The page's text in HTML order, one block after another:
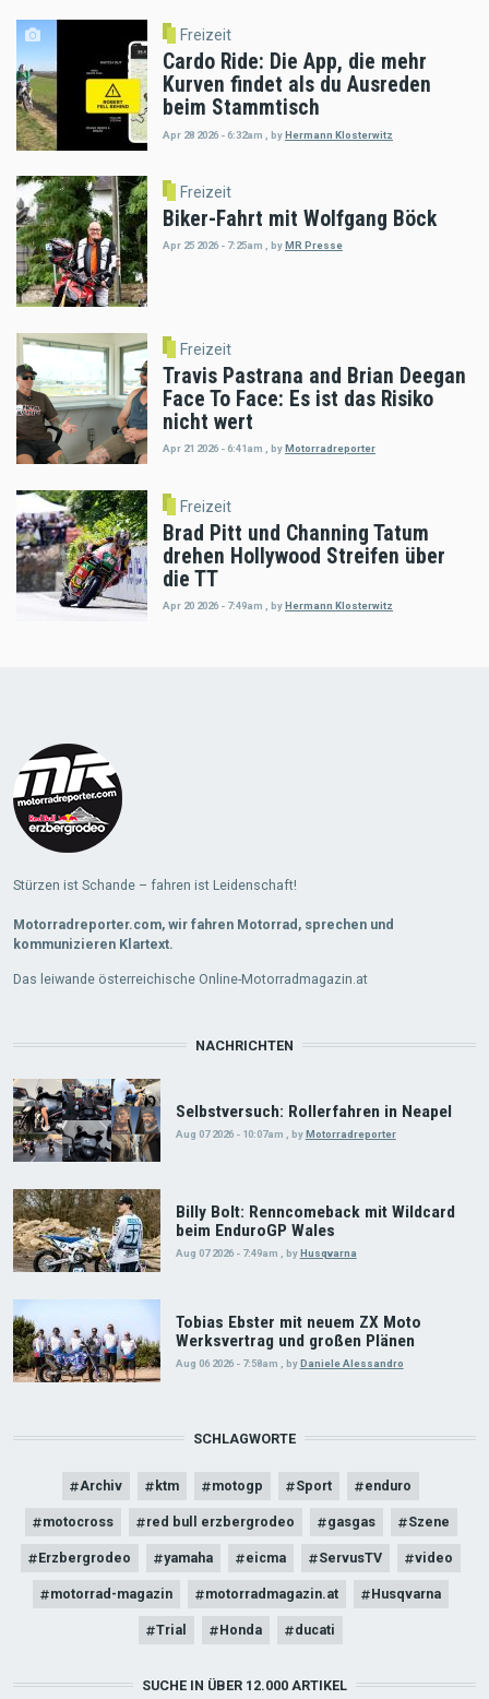
Freizeit
Cardo Ride: Die App, die mehr
Kurven findet als du Ausreden
beim Stammtisch
Apr 28 2026 - 6:32am byHermann Klosterwitz
Freizeit
Biker-Fahrt mit Wolfgang Böck
Apr 25 2026 - 7:25am , byMR Presse
Freizeit
Travis Pastrana and Brian Deegan
Face To Face: Es ist das Risiko
nicht wert
Apr 21 2026 - 6:41am byMotorradreporter
Freizeit
Brad Pitt und Channing Tatum
drehen Hollywood Streifen über
die TT
Apr 20 2026 - 7:49am byHermann Klosterwitz
Stürzen ist Schande – fahren ist Leidenschaft!
Motorradreporter.com, wir fahren Motorrad, sprechen und
kommunizieren Klartext.
Das leiwande österreichische Online-Motorradmagazin.at
NACHRICHTEN
Selbstversuch: Rollerfahren in Neapel
Aug 07 2026 - 10:07am byMotorradreporter
Billy Bolt: Renncomeback mit Wildcard
beim EnduroGP Wales
Aug 07 2026 - 7:49am byHusqvarna
Tobias Ebster mit neuem ZX Moto
Werksvertrag und großen Plänen
Aug 06 2026 - 7:58am byDaniele Alessandro
SCHLAGWORTE
Archiv ktm motogp Sport enduro
motocross red bull erzbergrodeo gasgas Szene
Erzbergrodeo yamaha eicma ServusTV video
motorrad-magazin motorradmagazin.at Husqvarna
Trial Honda ducati
SUCHE IN ÜBER 12.000 ARTIKEL